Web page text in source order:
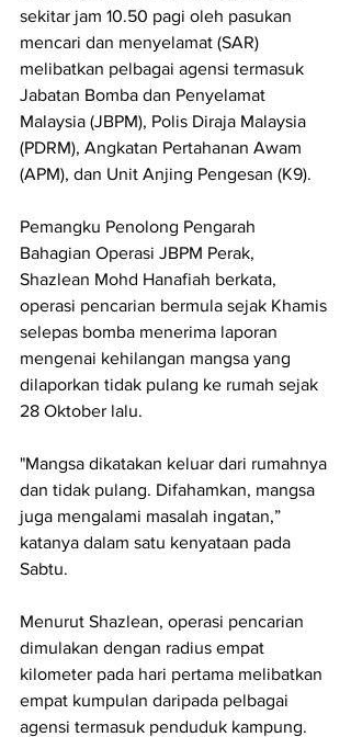
sekitar jam 10.50 pagi oleh pasukan
mencari dan menyelamat (SAR)
melibatkan pelbagai agensi termasuk
Jabatan Bomba dan Penyelamat
Malaysia (JBPM), Polis Diraja Malaysia
(PDRM), Angkatan Pertahanan Awam
(APM), dan Unit Anjing Pengesan (K9).
Pemangku Penolong Pengarah
Bahagian Operasi JBPM Perak,
Shazlean Mohd Hanafiah berkata,
operasi pencarian bermula sejak Khamis
selepas bomba menerima laporan
mengenai kehilangan mangsa yang
dilaporkan tidak pulang ke rumah sejak
28 Oktober lalu.
"Mangsa dikatakan keluar dari rumahnya
dan tidak pulang. Difahamkan, mangsa
juga mengalami masalah ingatan,”
katanya dalam satu kenyataan pada
Sabtu.
Menurut Shazlean, operasi pencarian
dimulakan dengan radius empat
kilometer pada hari pertama melibatkan
empat kumpulan daripada pelbagai
agensi termasuk penduduk kampung.